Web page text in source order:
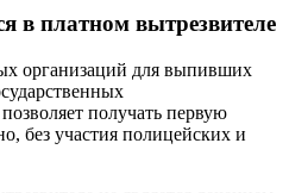
в платном вытрезвителе
организаций для выпивших
получать первую
без участия полицейских и